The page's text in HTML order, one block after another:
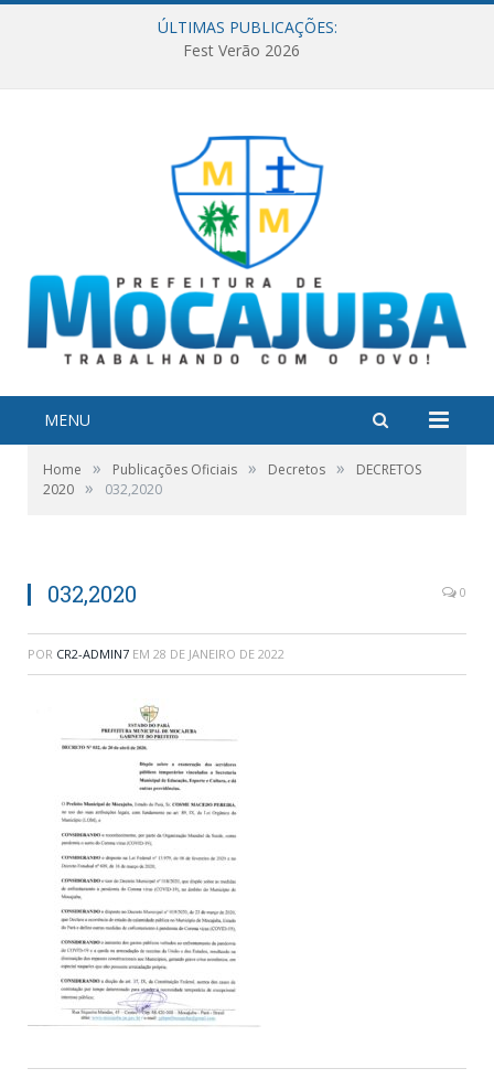
ÚLTIMAS PUBLICAÇÕES:
Fest Verão 2026
MENU
Home » Publicações Oficiais » Decretos »
DECRETOS
2020 » 032,2020
032,2020 0
POR CR2-ADMIN7 EM 28 DE JANEIRO DE 2022